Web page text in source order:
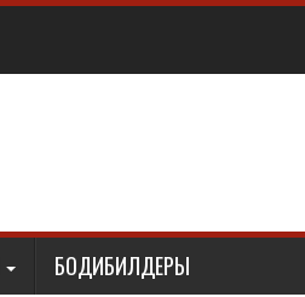
БОДИБИЛДЕРЫ